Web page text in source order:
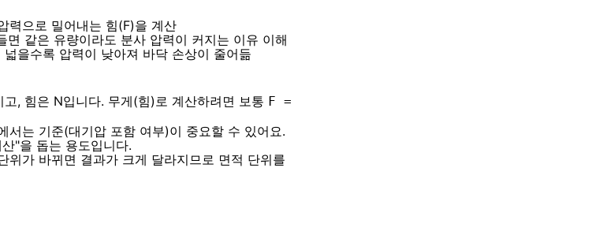
력으로 밀어내는 힘(F)을 계산
면 같은 유량이라도 분사 압력이 커지는 이유 이해
을수록 압력이 낮아져 바닥 손상이 줄어듦
, 힘은 N입니다. 무게(힘)로 계산하려면 보통 F =
서는 기준(대기압 포함 여부)이 중요할 수 있어요.
"을 돕는 용도입니다.
위가 바뀌면 결과가 크게 달라지므로 면적 단위를